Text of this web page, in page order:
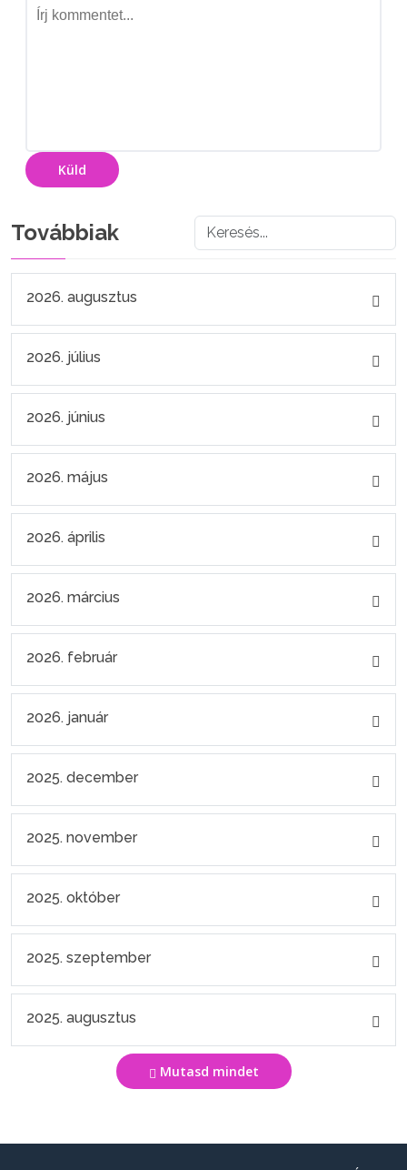
Küld
Továbbiak
2026. augusztus
2026. július
2026. június
2026. május
2026. április
2026. március
2026. február
2026. január
2025. december
2025. november
2025. október
2025. szeptember
2025. augusztus
Mutasd mindet